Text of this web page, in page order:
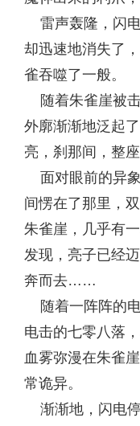
雷声轰隆，闪电
却迅速地消失了
雀吞噬了一般。
随着朱雀崖被
外廓渐渐地泛起
亮，刹那间，整
面对眼前的异
间愣在了那里，
朱雀崖，几乎有
发现，亮子已经
奔而去……
随着一阵阵的
电击的七零八落
血雾弥漫在朱雀
常诡异。
渐渐地，闪电